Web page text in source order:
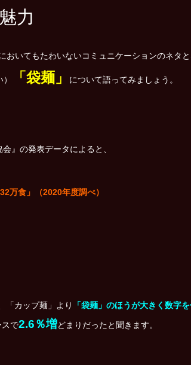
力
おいてもたわいないコミュニケーションのネタ
「袋麺」 について語ってみましょう。
』の発表データによると、
万食」（2020年度調べ）
「カップ麺」より 「袋麺」のほうが大きく数字
スで2.6％増どまりだったと聞きます。